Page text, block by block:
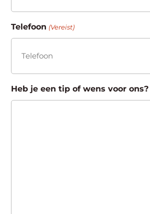
Telefoon (Vereist)
Heb je een tip of wens voor ons?